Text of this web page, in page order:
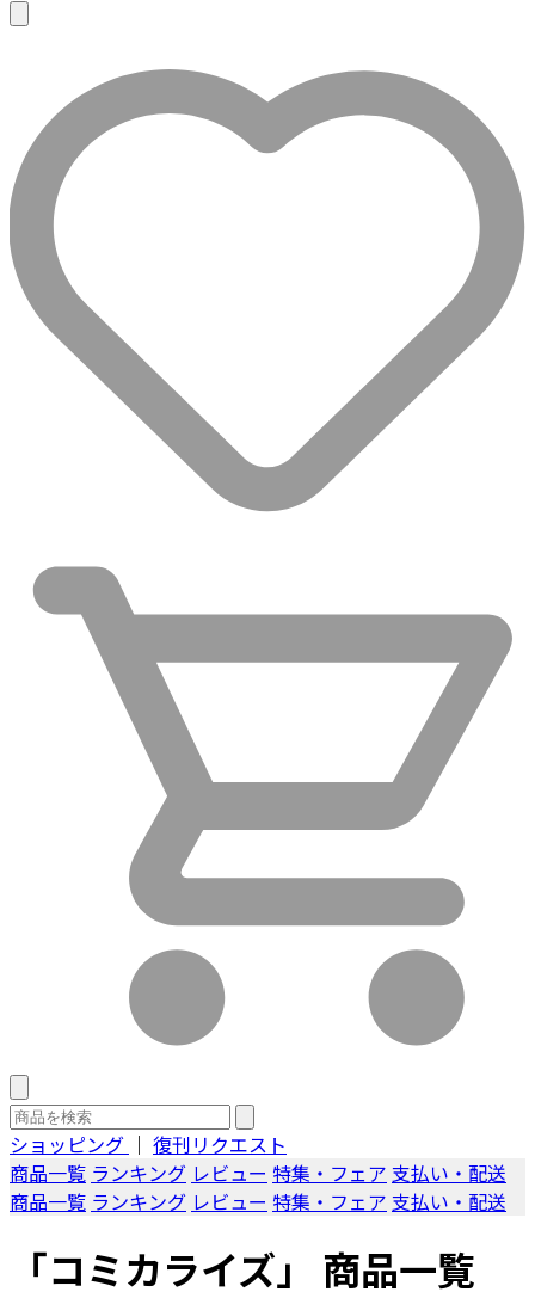
ショッピング ｜ 復刊リクエスト
商品一覧 ランキング レビュー 特集・フェア 支払い・配送
商品一覧 ランキング レビュー 特集・フェア 支払い・配送
「コミカライズ」 商品一覧